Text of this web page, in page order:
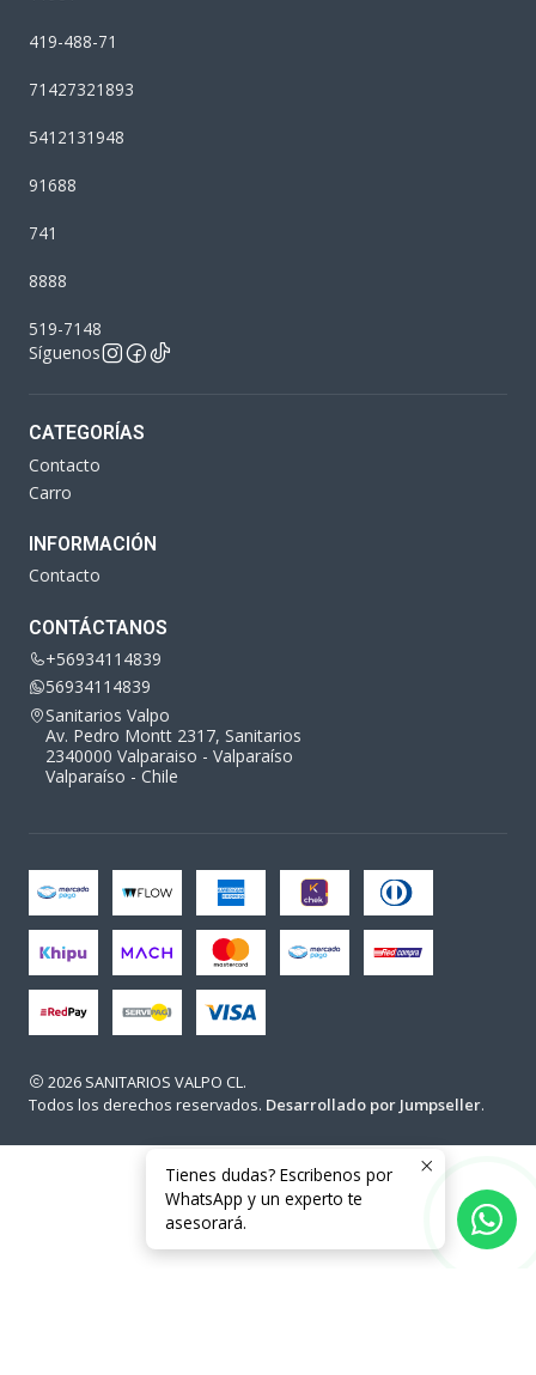
419-488-71
71427321893
5412131948
91688
741
8888
519-7148
Síguenos
CATEGORÍAS
Contacto
Carro
INFORMACIÓN
Contacto
CONTÁCTANOS
+56934114839
56934114839
Sanitarios Valpo
Av. Pedro Montt 2317, Sanitarios
2340000 Valparaiso - Valparaíso
Valparaíso - Chile
2026 SANITARIOS VALPO CL.
Todos los derechos reservados. Desarrollado por Jumpseller.
Tienes dudas? Escribenos por
WhatsApp y un experto te
asesorará.